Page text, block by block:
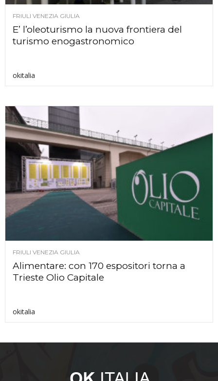
FRIULI VENEZIA GIULIA
E’ l’oleoturismo la nuova frontiera del
turismo enogastronomico
okitalia
FRIULI VENEZIA GIULIA
Alimentare: con 170 espositori torna a
Trieste Olio Capitale
okitalia